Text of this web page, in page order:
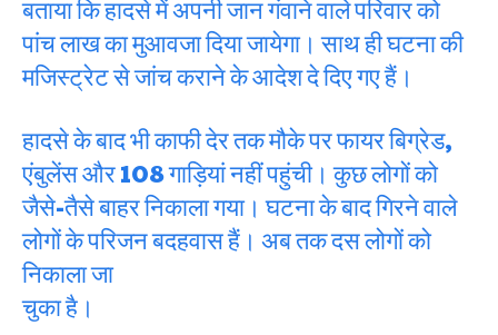
बताया कि हादसे में अपनी जान गंवाने वाले परिवार को
पांच लाख का मुआवजा दिया जायेगा। साथ ही घटना की
मजिस्ट्रेट से जांच कराने के आदेश दे दिए गए हैं।
हादसे के बाद भी काफी देर तक मौके पर फायर बिग्रेड,
एंबुलेंस और 108 गाड़ियां नहीं पहुंची। कुछ लोगों को
जैसे-तैसे बाहर निकाला गया। घटना के बाद गिरने वाले
लोगों के परिजन बदहवास हैं। अब तक दस लोगों को
निकाला जा
चुका है।